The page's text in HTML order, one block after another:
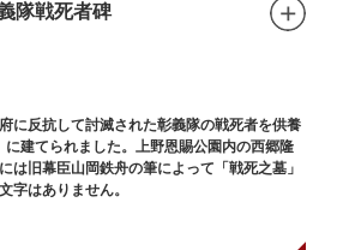
隊戦死者碑
に反抗して討滅された彰義隊の戦死者を供養
建てられました。上野恩賜公園内の西郷隆
は旧幕臣山岡鉄舟の筆によって「戦死之墓」
字はありません。